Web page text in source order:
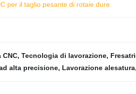
per il taglio pesante di rotaie dure
CNC, Tecnologia di lavorazione,
alta precisione, Lavorazione alesatura